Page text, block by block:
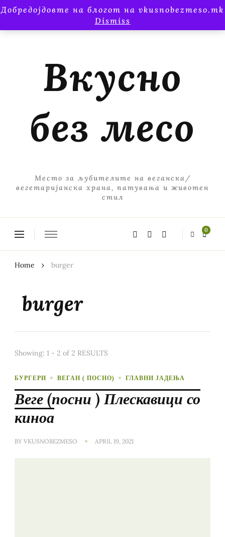
Добредојдовте на блогот на vkusnobezmeso.mk
Dismiss
Вкусно
без месо
Место за љубителите на веганска/
вегетаријанска храна, патувања и животен
стил
0
Home burger
burger
Showing: 1 - 2 of 2 RESULTS
БУРГЕРИ ВЕГАН ( ПОСНО) ГЛАВНИ ЈАДЕЊА
Веге (посни ) Плескавици со
киноа
BY VKUSNOBEZMESO APRIL 19, 2021